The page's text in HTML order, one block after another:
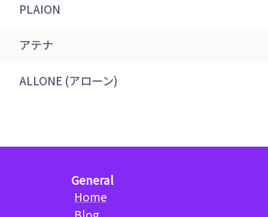
PLAION
アテナ
ALLONE (アローン)
General
Home